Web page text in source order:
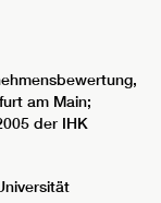
am Main;
der IHK